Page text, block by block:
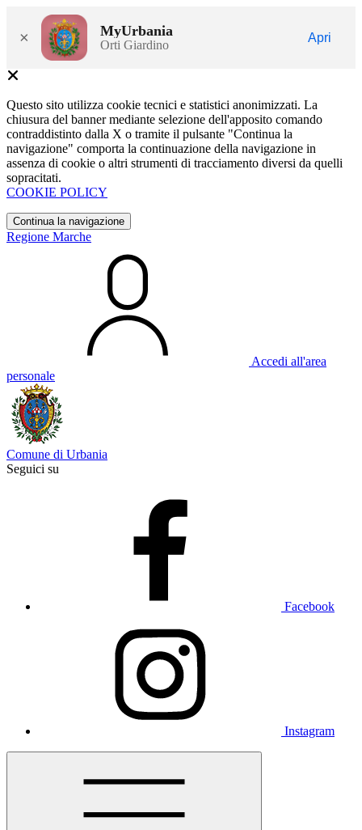
× MyUrbania
Orti Giardino
Apri
Questo sito utilizza cookie tecnici e statistici anonimizzati. La
chiusura del banner mediante selezione dell'apposito comando
contraddistinto dalla X o tramite il pulsante "Continua la
navigazione" comporta la continuazione della navigazione in
assenza di cookie o altri strumenti di tracciamento diversi da quelli
sopracitati.
COOKIE POLICY
Continua la navigazione
Regione Marche
Accedi all'area
personale
Comune di Urbania
Seguici su
Facebook
Instagram